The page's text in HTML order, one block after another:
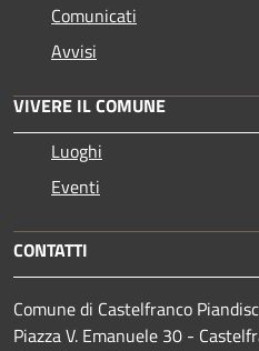
Comunicati
Avvisi
VIVERE IL COMUNE
Luoghi
Eventi
CONTATTI
Comune di Castelfranco
Piazza V. Emanuele 30 -